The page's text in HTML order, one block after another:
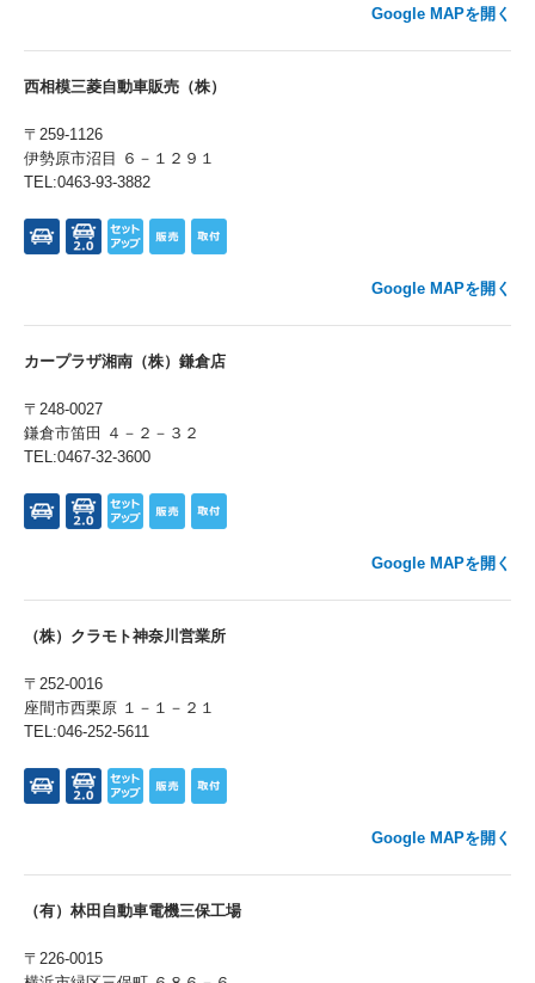
Google MAPを開く
西相模三菱自動車販売（株）
〒259-1126
伊勢原市沼目 ６－１２９１
TEL:0463-93-3882
Google MAPを開く
カープラザ湘南（株）鎌倉店
〒248-0027
鎌倉市笛田 ４－２－３２
TEL:0467-32-3600
Google MAPを開く
（株）クラモト神奈川営業所
〒252-0016
座間市西栗原 １－１－２１
TEL:046-252-5611
Google MAPを開く
（有）林田自動車電機三保工場
〒226-0015